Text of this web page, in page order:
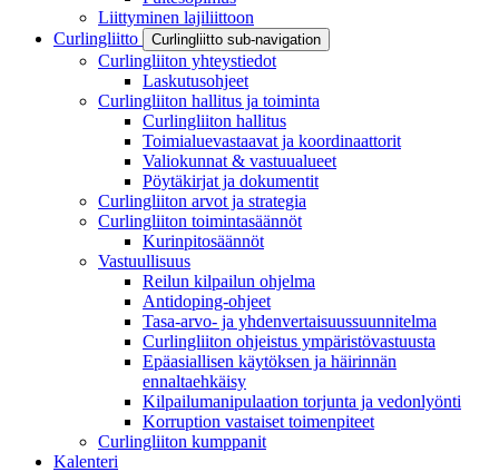
Liittyminen lajiliittoon
Curlingliitto
Curlingliitto sub-navigation
Curlingliiton yhteystiedot
Laskutusohjeet
Curlingliiton hallitus ja toiminta
Curlingliiton hallitus
Toimialuevastaavat ja koordinaattorit
Valiokunnat & vastuualueet
Pöytäkirjat ja dokumentit
Curlingliiton arvot ja strategia
Curlingliiton toimintasäännöt
Kurinpitosäännöt
Vastuullisuus
Reilun kilpailun ohjelma
Antidoping-ohjeet
Tasa-arvo- ja yhdenvertaisuussuunnitelma
Curlingliiton ohjeistus ympäristövastuusta
Epäasiallisen käytöksen ja häirinnän
ennaltaehkäisy
Kilpailumanipulaation torjunta ja vedonlyönti
Korruption vastaiset toimenpiteet
Curlingliiton kumppanit
Kalenteri